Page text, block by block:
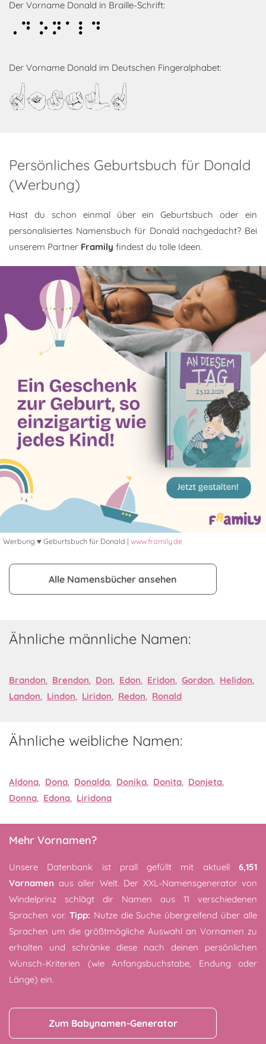
Der Vorname Donald in Braille-Schrift:
Donald
Der Vorname Donald im Deutschen Fingeralphabet:
Donald
Persönliches Geburtsbuch für Donald
(Werbung)
Hast du schon einmal über ein Geburtsbuch oder ein
personalisiertes Namensbuch für Donald nachgedacht? Bei
unserem Partner Framily findest du tolle Ideen.
Werbung ♥ Geburtsbuch für Donald | www.framily.de
Alle Namensbücher ansehen
Ähnliche männliche Namen:
Brandon, Brendon, Don, Edon, Eridon, Gordon, Helidon,
Landon, Lindon, Liridon, Redon, Ronald
Ähnliche weibliche Namen:
Aldona, Dona, Donalda, Donika, Donita, Donjeta,
Donna, Edona, Liridona
Mehr Vornamen?
Unsere Datenbank ist prall gefüllt mit aktuell 6,151
Vornamen aus aller Welt. Der XXL-Namensgenerator von
Windelprinz schlägt dir Namen aus 11 verschiedenen
Sprachen vor. Tipp: Nutze die Suche übergreifend über alle
Sprachen um die größtmögliche Auswahl an Vornamen zu
erhalten und schränke diese nach deinen persönlichen
Wunsch-Kriterien (wie Anfangsbuchstabe, Endung oder
Länge) ein.
Zum Babynamen-Generator